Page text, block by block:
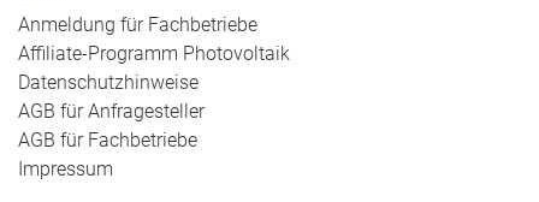
Anmeldung für Fachbetriebe
Affiliate-Programm Photovoltaik
Datenschutzhinweise
AGB für Anfragesteller
AGB für Fachbetriebe
Impressum